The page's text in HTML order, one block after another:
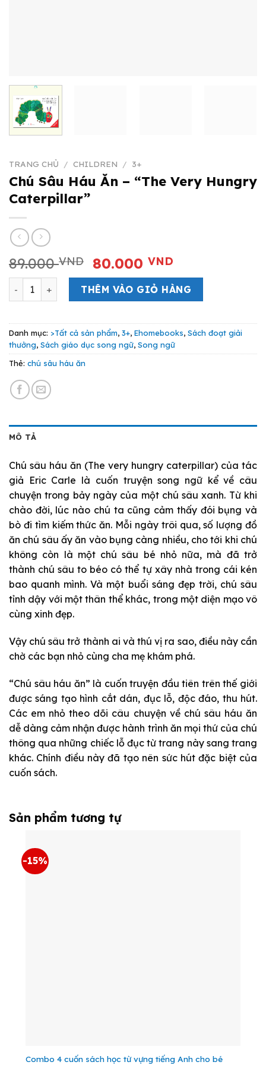
TRANG CHỦ / CHILDREN / 3+
Chú Sâu Háu Ăn – “The Very Hungry
Caterpillar”
89.000VND
Giá
gốc
là:
89.000 VND.
80.000VND
hiện
tại
là:
80.000 VND.
Chú Sâu Háu Ăn - “The Very Hungry Caterpillar" số lượng
THÊM VÀO GIỎ HÀNG
Danh mục: >Tất cả sản phẩm, 3+, Ehomebooks, Sách đoạt giải
thưởng, Sách giáo dục song ngữ, Song ngữ
Thẻ: chú sâu háu ăn
MÔ TẢ
Chú sâu háu ăn (The very hungry caterpillar) của tác
giả Eric Carle là cuốn truyện song ngữ kể về câu
chuyện trong bảy ngày của một chú sâu xanh. Từ khi
chào đời, lúc nào chú ta cũng cảm thấy đói bụng và
bò đi tìm kiếm thức ăn. Mỗi ngày trôi qua, số lượng đồ
ăn chú sâu ấy ăn vào bụng càng nhiều, cho tới khi chú
không còn là một chú sâu bé nhỏ nữa, mà đã trở
thành chú sâu to béo có thể tự xây nhà trong cái kén
bao quanh mình. Và một buổi sáng đẹp trời, chú sâu
tỉnh dậy với một thân thể khác, trong một diện mạo vô
cùng xinh đẹp.
Vậy chú sâu trở thành ai và thú vị ra sao, điều này cần
chờ các bạn nhỏ cùng cha mẹ khám phá.
“Chú sâu háu ăn” là cuốn truyện đầu tiên trên thế giới
được sáng tạo hình cắt dán, đục lỗ, độc đáo, thu hút.
Các em nhỏ theo dõi câu chuyện về chú sâu háu ăn
dễ dàng cảm nhận được hành trình ăn mọi thứ của chú
thông qua những chiếc lỗ đục từ trang này sang trang
khác. Chính điều này đã tạo nên sức hút đặc biệt của
cuốn sách.
Sản phẩm tương tự
-15%
Combo 4 cuốn sách học từ vựng tiếng Anh cho bé